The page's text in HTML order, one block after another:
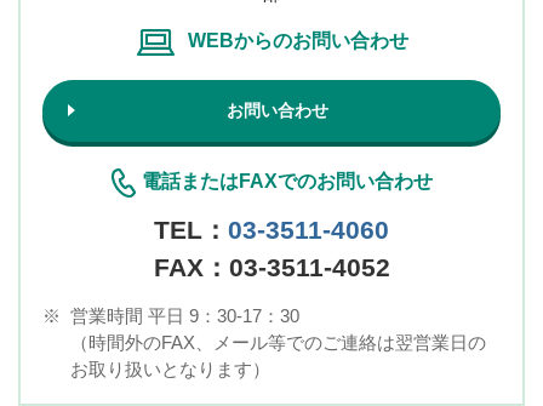
WEBからのお問い合わせ
お問い合わせ
電話またはFAXでのお問い合わせ
TEL： 03-3511-4060
FAX：03-3511-4052
※ 営業時間 平日 9：30-17：30
（時間外のFAX、メール等でのご連絡は翌営業日の
お取り扱いとなります）